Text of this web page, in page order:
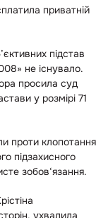
приватній
підстав
не існувало.
просила суд
у розмірі 71
проти клопотання
підзахисного
зобов‘язання.
ухвалила